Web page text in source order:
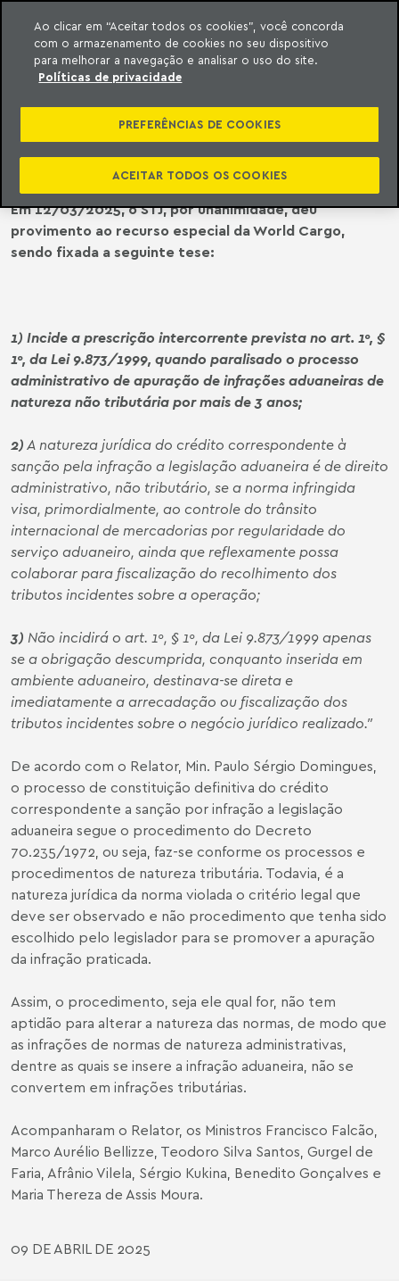
o conteúdo
Meyer
APLICADA NAS INFRAÇÕES
ADUANEIRAS
Em 12/03/2025, o STJ, por unanimidade, deu
provimento ao recurso especial da World Cargo,
sendo fixada a seguinte tese:
1) Incide a prescrição intercorrente prevista no art. 1º, §
1º, da Lei 9.873/1999, quando paralisado o processo
administrativo de apuração de infrações aduaneiras de
natureza não tributária por mais de 3 anos;
2) A natureza jurídica do crédito correspondente à
sanção pela infração a legislação aduaneira é de direito
administrativo, não tributário, se a norma infringida
visa, primordialmente, ao controle do trânsito
internacional de mercadorias por regularidade do
serviço aduaneiro, ainda que reflexamente possa
colaborar para fiscalização do recolhimento dos
tributos incidentes sobre a operação;
3) Não incidirá o art. 1º, § 1º, da Lei 9.873/1999 apenas
se a obrigação descumprida, conquanto inserida em
ambiente aduaneiro, destinava-se direta e
imediatamente a arrecadação ou fiscalização dos
tributos incidentes sobre o negócio jurídico realizado.”
De acordo com o Relator, Min. Paulo Sérgio Domingues,
o processo de constituição definitiva do crédito
correspondente a sanção por infração a legislação
aduaneira segue o procedimento do Decreto
70.235/1972, ou seja, faz-se conforme os processos e
procedimentos de natureza tributária. Todavia, é a
natureza jurídica da norma violada o critério legal que
deve ser observado e não procedimento que tenha sido
escolhido pelo legislador para se promover a apuração
da infração praticada.
Assim, o procedimento, seja ele qual for, não tem
aptidão para alterar a natureza das normas, de modo que
as infrações de normas de natureza administrativas,
dentre as quais se insere a infração aduaneira, não se
convertem em infrações tributárias.
Acompanharam o Relator, os Ministros Francisco Falcão,
Marco Aurélio Bellizze, Teodoro Silva Santos, Gurgel de
Faria, Afrânio Vilela, Sérgio Kukina, Benedito Gonçalves e
Maria Thereza de Assis Moura.
09 DE ABRIL DE 2025
Ao clicar em “Aceitar todos os cookies”, você concorda
com o armazenamento de cookies no seu dispositivo
para melhorar a navegação e analisar o uso do site.
Políticas de privacidade
PREFERÊNCIAS DE COOKIES
ACEITAR TODOS OS COOKIES